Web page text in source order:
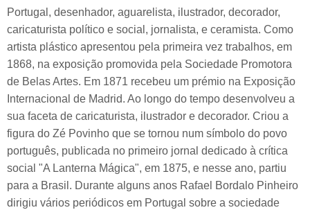
Portugal, desenhador, aguarelista, ilustrador, decorador,
caricaturista político e social, jornalista, e ceramista. Como
artista plástico apresentou pela primeira vez trabalhos, em
1868, na exposição promovida pela Sociedade Promotora
de Belas Artes. Em 1871 recebeu um prémio na Exposição
Internacional de Madrid. Ao longo do tempo desenvolveu a
sua faceta de caricaturista, ilustrador e decorador. Criou a
figura do Zé Povinho que se tornou num símbolo do povo
português, publicada no primeiro jornal dedicado à crítica
social "A Lanterna Mágica", em 1875, e nesse ano, partiu
para a Brasil. Durante alguns anos Rafael Bordalo Pinheiro
dirigiu vários periódicos em Portugal sobre a sociedade